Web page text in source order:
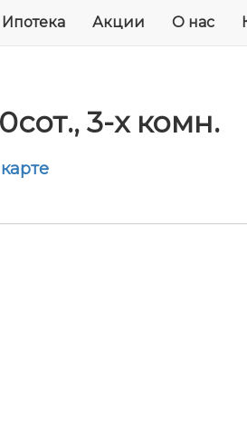
Ипотека Акции О нас
3-x комн.